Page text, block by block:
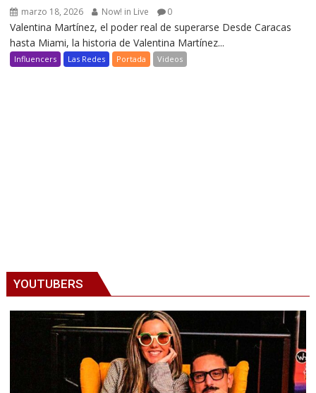
marzo 18, 2026 Now! in Live 0
Valentina Martínez, el poder real de superarse Desde Caracas
hasta Miami, la historia de Valentina Martínez...
Influencers Las Redes Portada Videos
YOUTUBERS